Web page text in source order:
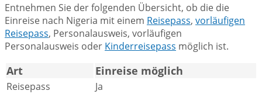
Entnehmen Sie der folgenden Übersicht, ob die die
Einreise nach Nigeria mit einem Reisepass, vorläufigen
Reisepass, Personalausweis, vorläufigen
Personalausweis oder Kinderreisepass möglich ist.
Art Einreise möglich
Reisepass
Ja